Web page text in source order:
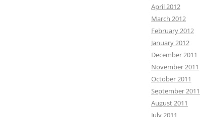
April 2012
March 2012
February 2012
January 2012
December 2011
November 2011
October 2011
September 2011
August 2011
July 2011